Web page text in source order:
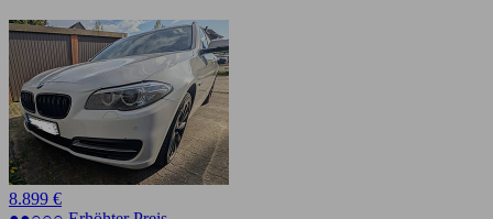
8.899 €